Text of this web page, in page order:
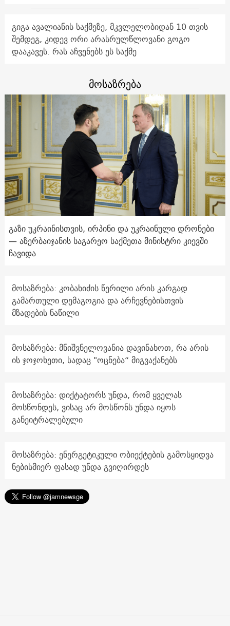
გიგა ავალიანის საქმეზე, მკვლელობიდან 10 თვის
შემდეგ, კიდევ ორი არასრულწლოვანი გოგო
დააკავეს. რას აჩვენებს ეს საქმე
მოსაზრება
გაზი უკრაინისთვის, ირპინი და უკრაინული დრონები
— აზერბაიჯანის საგარეო საქმეთა მინისტრი კიევში
ჩავიდა
მოსაზრება: კობახიძის წერილი არის კარგად
გამართული დემაგოგია და არჩევნებისთვის
მზადების ნაწილი
მოსაზრება: მნიშვნელოვანია დავინახოთ, რა არის
ის ჯოჯოხეთი, სადაც "ოცნება“ მიგვაქანებს
მოსაზრება: დიქტატორს უნდა, რომ ყველას
მოსწონდეს, ვისაც არ მოსწონს უნდა იყოს
განეიტრალებული
მოსაზრება: ენერგეტიკული ობიექტების გამოსყიდვა
ნებისმიერ ფასად უნდა გვიღირდეს